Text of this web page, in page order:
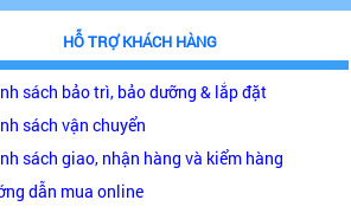
HỖ TRỢ KHÁCH HÀNG
sách bảo trì, bảo dưỡng & lắp đặt
sách vận chuyển
sách giao, nhận hàng và kiểm hàng
dẫn mua online